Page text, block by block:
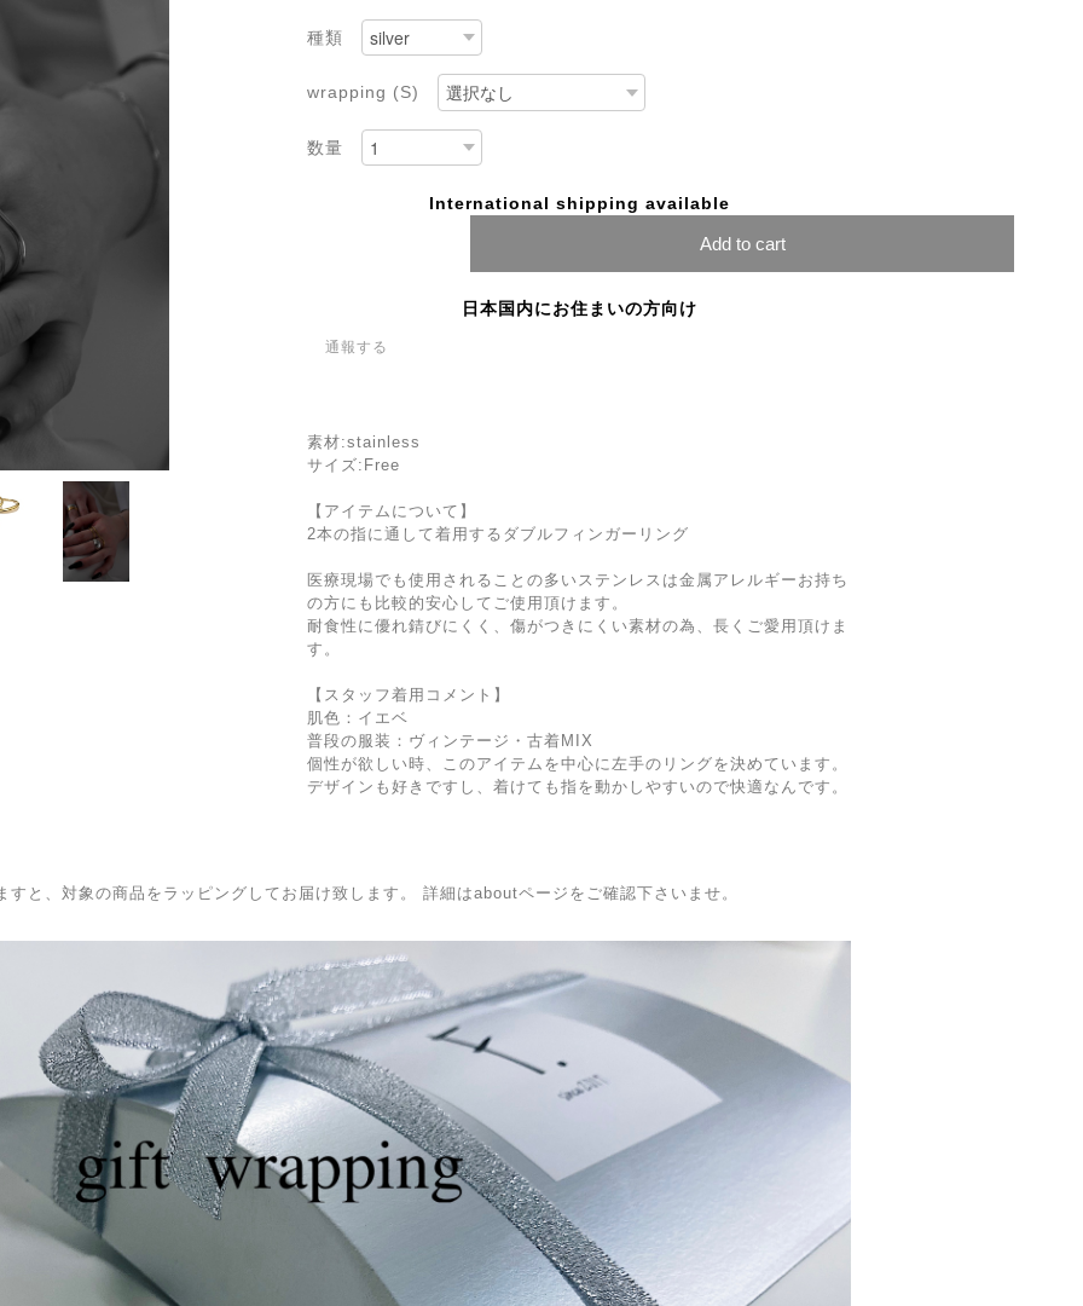
種類
wrapping (S)
数量
International shipping available
Add to cart
日本国内にお住まいの方向け
通報する
素材:stainless
サイズ:Free
【アイテムについて】
2本の指に通して着用するダブルフィンガーリング
医療現場でも使用されることの多いステンレスは金属アレルギーお持ち
の方にも比較的安心してご使用頂けます。
耐食性に優れ錆びにくく、傷がつきにくい素材の為、長くご愛用頂けま
す。
【スタッフ着用コメント】
肌色：イエベ
普段の服装：ヴィンテージ・古着MIX
個性が欲しい時、このアイテムを中心に左手のリングを決めています。
デザインも好きですし、着けても指を動かしやすいので快適なんです。
と、対象の商品をラッピングしてお届け致します。 詳細はaboutページをご確認下さいませ。